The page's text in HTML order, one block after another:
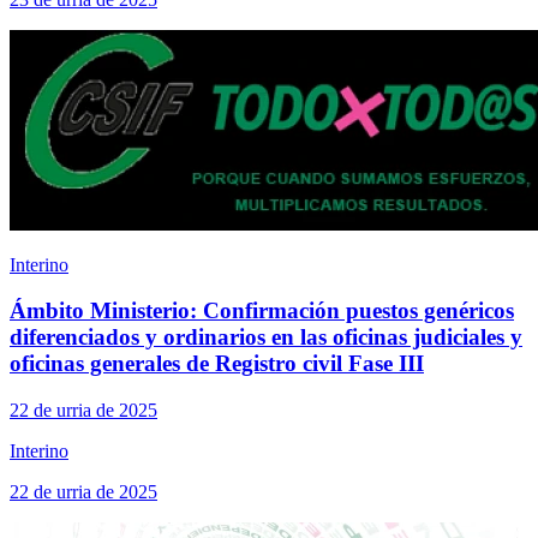
Interino
Ámbito Ministerio: Confirmación puestos genéricos
diferenciados y ordinarios en las oficinas judiciales y
oficinas generales de Registro civil Fase III
22 de urria de 2025
Interino
22 de urria de 2025